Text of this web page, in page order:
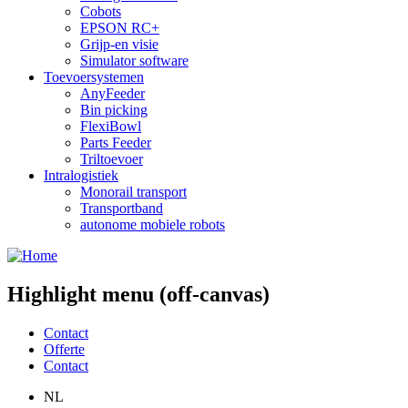
Cobots
EPSON RC+
Grijp-en visie
Simulator software
Toevoersystemen
AnyFeeder
Bin picking
FlexiBowl
Parts Feeder
Triltoevoer
Intralogistiek
Monorail transport
Transportband
autonome mobiele robots
Highlight menu (off-canvas)
Contact
Offerte
Contact
NL